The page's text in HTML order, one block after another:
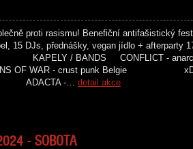
proti rasismu! Benefiční antifašistický
15 DJs, přednášky, vegan jídlo + afterparty
/ BANDS CONFLICT -
WAR - crust punk Belgie
ADACTA -… detail akce
- SOBOTA